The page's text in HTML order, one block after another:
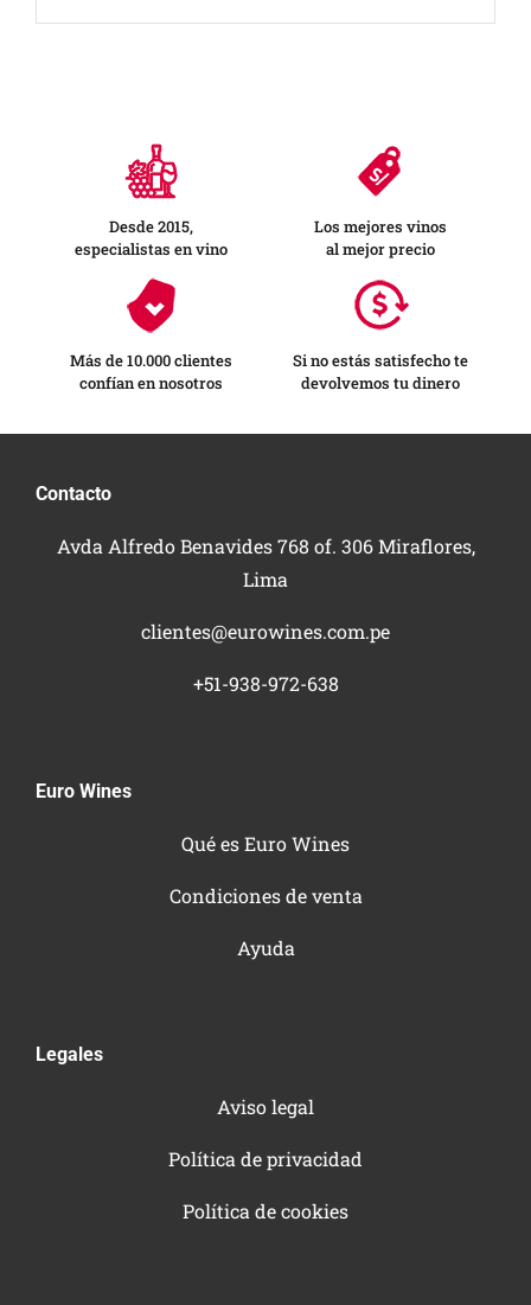
Desde 2015,
especialistas en vino
Los mejores vinos
al mejor precio
Más de 10.000 clientes
confían en nosotros
Si no estás satisfecho te
devolvemos tu dinero
Contacto
Avda Alfredo Benavides 768 of. 306 Miraflores,
Lima
clientes@eurowines.com.pe
+51-938-972-638
Euro Wines
Qué es Euro Wines
Condiciones de venta
Ayuda
Legales
Aviso legal
Política de privacidad
Política de cookies